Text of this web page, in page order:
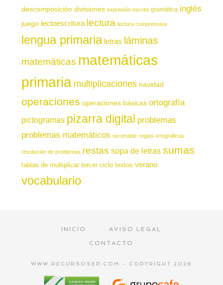
descomposición divisiones expresión escrita gramática inglés
juego lectoescritura lectura lectura comprensiva
lengua primaria letras láminas
matemáticas matemáticas
primaria multiplicaciones navidad
operaciones operaciones básicas ortografía
pictogramas pizarra digital problemas
problemas matemáticos recortable reglas ortográficas
resolución de problemas restas sopa de letras sumas
tablas de multiplicar tercer ciclo textos verano
vocabulario
INICIO
AVISO LEGAL
CONTACTO
WWW.RECURSOSEP.COM - COPYRIGHT 2026